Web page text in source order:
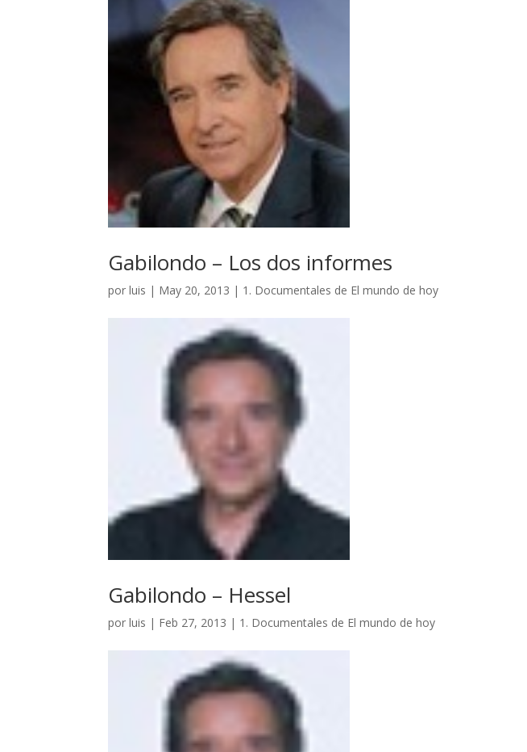
Gabilondo – Los dos informes
porluis | May 20, 2013 | 1. Documentales de El mundo de hoy
Gabilondo – Hessel
porluis | Feb 27, 2013 | 1. Documentales de El mundo de hoy